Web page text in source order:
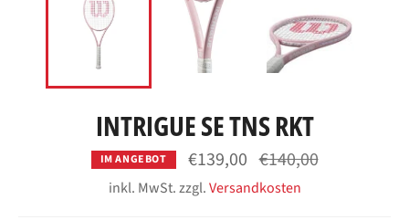
INTRIGUE SE TNS RKT
IM ANGEBOT €139,00 Normaler
Preis
€140,00
inkl. MwSt. zzgl.Versandkosten